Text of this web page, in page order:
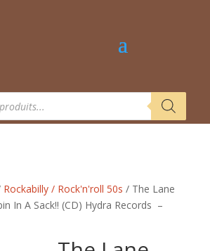
Rockabilly / Rock'n'roll 50s / The Lane
In A Sack!! (CD) Hydra Records –